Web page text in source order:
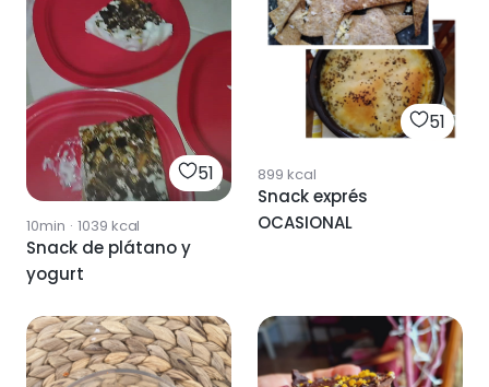
51
10min · 1039 kcal
Snack de plátano y
yogurt
51
899 kcal
Snack exprés
OCASIONAL